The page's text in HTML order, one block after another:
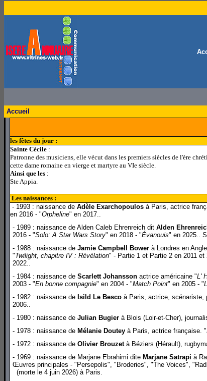
Accueil
les fêtes du jour :
Sainte Cécile :
Patronne des musiciens, elle vécut dans les premiers siècles de l'ère
cette dame romaine en vierge et martyre au VIe siècle.
Ainsi que les :
Ste Appia.
lLes naissances :
- 1993 : naissance de Adèle Exarchopoulos à Paris, actrice
en 2016 - "Orpheline" en 2017..
- 1989 : naissance de Alden Caleb Ehrenreich dit Alden
2016 - "Solo: A Star Wars Story" en 2018 - "Évanouis" en 2025..
- 1988 : naissance de Jamie Campbell Bower à Londres en
"Twilight, chapitre IV : Révélation" - Partie 1 et Partie 2 en 2011 et
2022..
- 1984 : naissance de Scarlett Johansson actrice américaine "L'
2003 - "En bonne compagnie" en 2004 - "Match Point" en 2005 - "
- 1982 : naissance de Isild Le Besco à Paris, actrice, scénariste,
2006..
- 1980 : naissance de Julian Bugier à Blois (Loir-et-Cher),
- 1978 : naissance de Mélanie Doutey à Paris, actrice française. "
- 1972 : naissance de Olivier Brouzetà Béziers (Hérault),
- 1969 : naissance de Marjane Ebrahimi dite Marjane Satrapi à
Œuvres principales - "Persepolis", "Broderies", "The Voices",
(morte le 4 juin 2026) à Paris.